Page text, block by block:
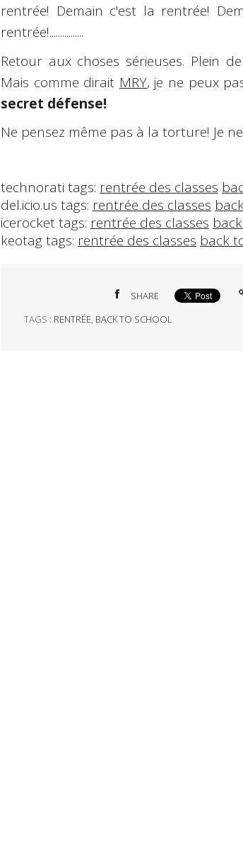
rentrée! Demain c'est la rentrée!
rentrée!................
Retour aux choses sérieuses. Plein
Mais comme dirait MRY, je ne peux
secret défense!
Ne pensez même pas à la torture! Je
technorati tags: rentrée des classes
del.icio.us tags: rentrée des classes
icerocket tags: rentrée des classes
keotag tags: rentrée des classes back
SHARE
TAGS : RENTRÉE, BACK TO SCHOOL